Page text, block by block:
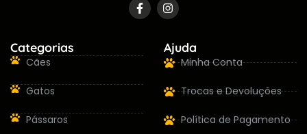
Categorias
Cães
Gatos
Pássaros
Ajuda
Minha Conta
Trocas e Devoluções
Política de Pagamento